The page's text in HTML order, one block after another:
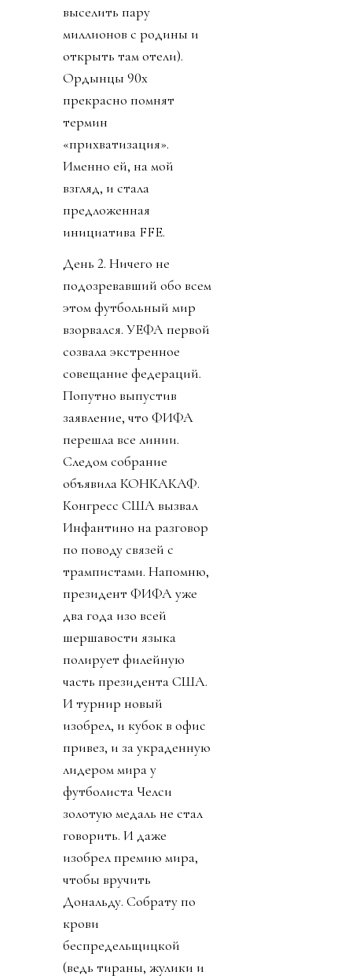
выселить пару
миллионов с родины и
открыть там отели).
Ордынцы 90х
прекрасно помнят
термин
«прихватизация».
Именно ей, на мой
взгляд, и стала
предложенная
инициатива FFE.
День 2. Ничего не
подозревавший обо всем
этом футбольный мир
взорвался. УЕФА первой
созвала экстренное
совещание федераций.
Попутно выпустив
заявление, что ФИФА
перешла все линии.
Следом собрание
объявила КОНКАКАФ.
Конгресс США вызвал
Инфантино на разговор
по поводу связей с
трампистами. Напомню,
президент ФИФА уже
два года изо всей
шершавости языка
полирует филейную
часть президента США.
И турнир новый
изобрел, и кубок в офис
привез, и за украденную
лидером мира у
футболиста Челси
золотую медаль не стал
говорить. И даже
изобрел премию мира,
чтобы вручить
Дональду. Собрату по
крови
беспредельщицкой
(ведь тираны, жулики и